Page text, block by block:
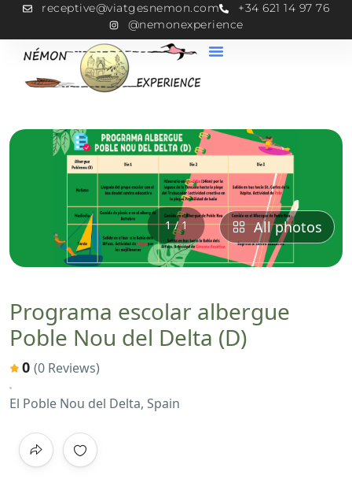
receptive@viatgesnemon.com
+34 621 14 97 76
@nemonexperience
1 / 1 All photos
Programa escolar albergue
Poble Nou del Delta (D)
0 (0 Reviews)
El Poble Nou del Delta, Spain